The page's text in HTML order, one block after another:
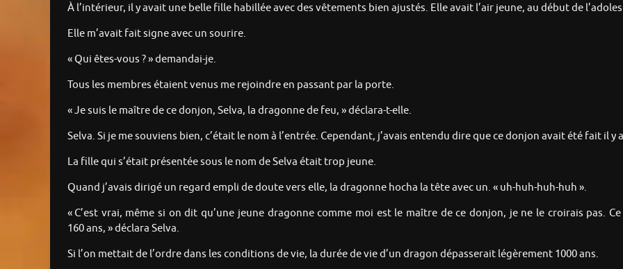
À l’intérieur, il y avait une belle fille habillée avec des vêtements bien ajustés. Elle avait l’air jeune, au début de
Elle m’avait fait signe avec un sourire.
« Qui êtes-vous ? » demandai-je.
Tous les membres étaient venus me rejoindre en passant par la porte.
« Je suis le maître de ce donjon, Selva, la dragonne de feu, » déclara-t-elle.
Selva. Si je me souviens bien, c’était le nom à l’entrée. Cependant, j’avais entendu dire que ce donjon avait été fait il y
La fille qui s’était présentée sous le nom de Selva était trop jeune.
Quand j’avais dirigé un regard empli de doute vers elle, la dragonne hocha la tête avec un. « uh-huh-huh-huh ».
« C’est vrai, même si on dit qu’une jeune dragonne comme moi est le maître de ce donjon, je ne le croirais pas.
160 ans, » déclara Selva.
Si l’on mettait de l’ordre dans les conditions de vie, la durée de vie d’un dragon dépasserait légèrement 1000 ans.